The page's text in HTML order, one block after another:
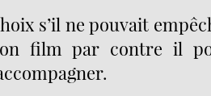
s’il ne pouvait
film par contre il